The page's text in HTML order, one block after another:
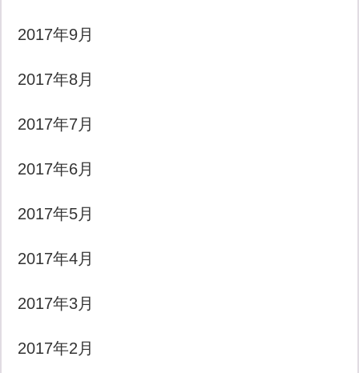
2017年9月
2017年8月
2017年7月
2017年6月
2017年5月
2017年4月
2017年3月
2017年2月